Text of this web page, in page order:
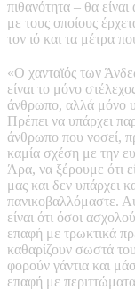
πιθανότητα – θα
με τους οποίους
τον ιό και τα μέτρα
«Ο χανταϊός των
είναι το μόνο
άνθρωπο, αλλά μόνο
Πρέπει να υπάρχει
άνθρωπο που νοσεί,
καμία σχέση με την
Άρα, να ξέρουμε ότι
μας και δεν υπάρχει
πανικοβαλλόμαστε.
είναι ότι όσοι
επαφή με τρωκτικά
καθαρίζουν σωστά
φορούν γάντια και
επαφή με